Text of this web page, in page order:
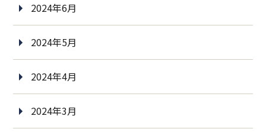
2024年6月
2024年5月
2024年4月
2024年3月